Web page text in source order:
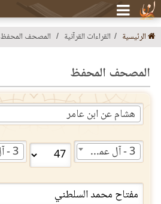
الرئيسية القراءات القرآنية المصحف المحفظ
المصحف المحفظ
هشام عن ابن عامر
3 - آل عمران